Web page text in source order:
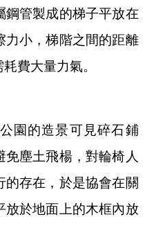
鋼管製成的梯子平放在
力小，梯階之間的距離
費大量力氣。
園的造景可見碎石鋪
塵土飛楊，對輪椅人
的存在，於是協會在關
放於地面上的木框內放